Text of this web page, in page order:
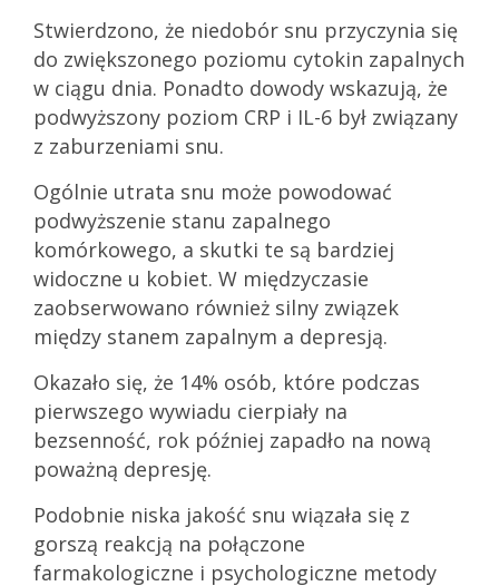
Stwierdzono, że niedobór snu przyczynia się
do zwiększonego poziomu cytokin zapalnych
w ciągu dnia. Ponadto dowody wskazują, że
podwyższony poziom CRP i IL-6 był związany
z zaburzeniami snu.
Ogólnie utrata snu może powodować
podwyższenie stanu zapalnego
komórkowego, a skutki te są bardziej
widoczne u kobiet. W międzyczasie
zaobserwowano również silny związek
między stanem zapalnym a depresją.
Okazało się, że 14% osób, które podczas
pierwszego wywiadu cierpiały na
bezsenność, rok później zapadło na nową
poważną depresję.
Podobnie niska jakość snu wiązała się z
gorszą reakcją na połączone
farmakologiczne i psychologiczne metody